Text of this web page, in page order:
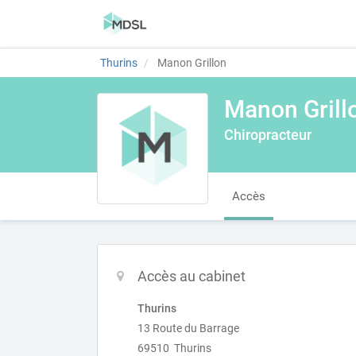
Thurins Manon Grillon
Manon
Chiropracteur
Accès
Accès au cabinet
Thurins
13 Route du Barrage
69510 Thurins